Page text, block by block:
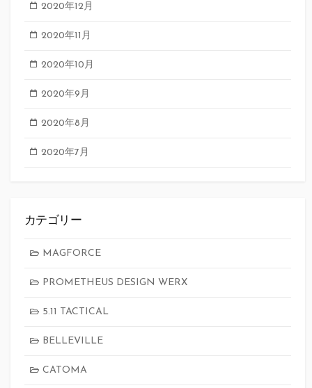
2020年12月
2020年11月
2020年10月
2020年9月
2020年8月
2020年7月
カテゴリー
MAGFORCE
PROMETHEUS DESIGN WERX
5.11 TACTICAL
BELLEVILLE
CATOMA